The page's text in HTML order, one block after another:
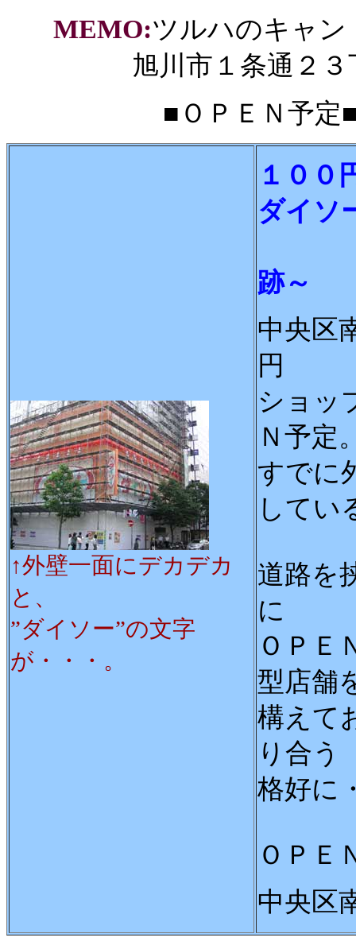
MEMO:ツルハのキャン
旭川市１条通２
■ＯＰＥＮ予定
↑外壁一面にデカデカ
と、
”ダイソー”の文字
が・・・。
１００
ダイソ
跡～
中央区
円
ショッ
Ｎ予定
すでに
してい
道路を
に
ＯＰＥ
型店舗
構えて
り合う
格好に
ＯＰＥ
中央区